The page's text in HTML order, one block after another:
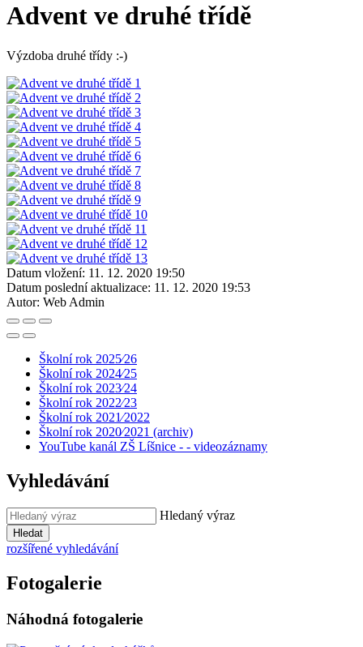
Advent ve druhé třídě
Výzdoba druhé třídy :-)
Datum vložení: 11. 12. 2020 19:50
Datum poslední aktualizace: 11. 12. 2020 19:53
Autor: Web Admin
Školní rok 2025⁄26
Školní rok 2024⁄25
Školní rok 2023⁄24
Školní rok 2022⁄23
Školní rok 2021⁄2022
Školní rok 2020⁄2021 (archiv)
YouTube kanál ZŠ Líšnice - - videozáznamy
Vyhledávání
Hledaný výraz
Hledat
rozšířené vyhledávání
Fotogalerie
Náhodná fotogalerie